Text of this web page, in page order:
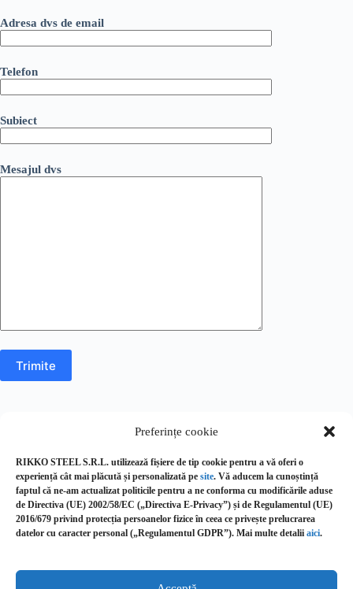
Preferințe cookie
RIKKO STEEL S.R.L. utilizează fișiere de tip cookie pentru a vă oferi o
experiență cât mai plăcută și personalizată pe site. Vă aducem la cunoștință
faptul că ne-am actualizat politicile pentru a ne conforma cu modificările aduse
de Directiva (UE) 2002/58/EC („Directiva E‑Privacy”) și de Regulamentul (UE)
2016/679 privind protecția persoanelor fizice în ceea ce privește prelucrarea
datelor cu caracter personal („Regulamentul GDPR”). Mai multe detalii aici.
Adresa dvs de email
Telefon
Subiect
Mesajul dvs
RIKKO STEEL SRL
STR. ȘTEFAN CEL MARE, NR. 28
NR. ÎNMATRICULARE:J2008002161048